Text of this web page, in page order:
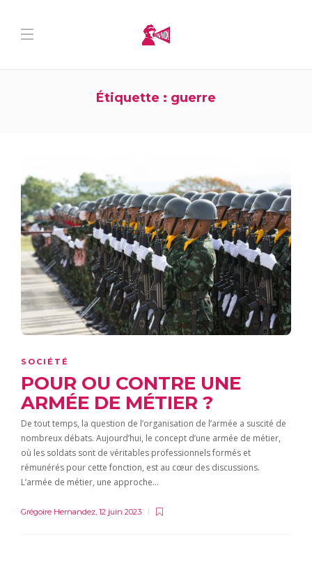
Étiquette : guerre
SOCIÉTÉ
POUR OU CONTRE UNE
ARMÉE DE MÉTIER ?
De tout temps, la question de l’organisation de l’armée a suscité de
nombreux débats. Aujourd’hui, le concept d’une armée de métier,
où les soldats sont de véritables professionnels formés et
rémunérés pour cette fonction, est au cœur des discussions.
L’armée de métier, une approche…
Grégoire Hernandez 12 juin 2023